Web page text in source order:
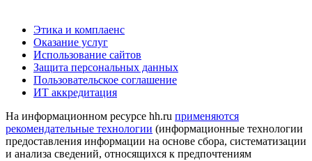
Этика и комплаенс
Оказание услуг
Использование сайтов
Защита персональных данных
Пользовательское соглашение
ИТ аккредитация
На информационном ресурсе hh.ru применяются
рекомендательные технологии (информационные технологии
предоставления информации на основе сбора, систематизации
и анализа сведений, относящихся к предпочтениям